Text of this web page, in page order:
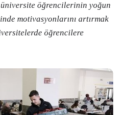
öğrencilerinin yoğun
motivasyonlarını artırmak
öğrencilere